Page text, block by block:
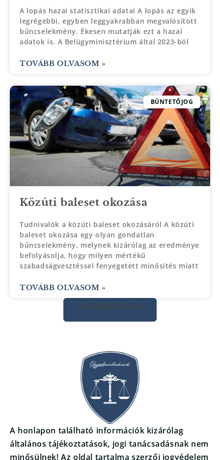
A lopás hazai statisztikai adatai A lopás az egyik
legrégebbi, egyben leggyakrabban megvalósított
bűncselekmény. Ékesen mutatják ezt a hazai
adatok is. A Belügyminisztérium által 2023-ból
TOVÁBB OLVASOM »
BÜNTETŐJOG
Közúti baleset okozása
Tudnivalók a közúti baleset okozásáról A közúti
baleset okozása egy olyan gondatlan
bűncselekmény, melynek kizárólag az eredménye
befolyásolja, hogy milyen mértékű
szabadságvesztéssel fenyegetett minősítés miatt
TOVÁBB OLVASOM »
További cikkek
A honlapon található információk kizárólag
általános tájékoztatások, jogi tanácsadásnak nem
minősülnek! Az oldal tartalma szerzői jogvédelem